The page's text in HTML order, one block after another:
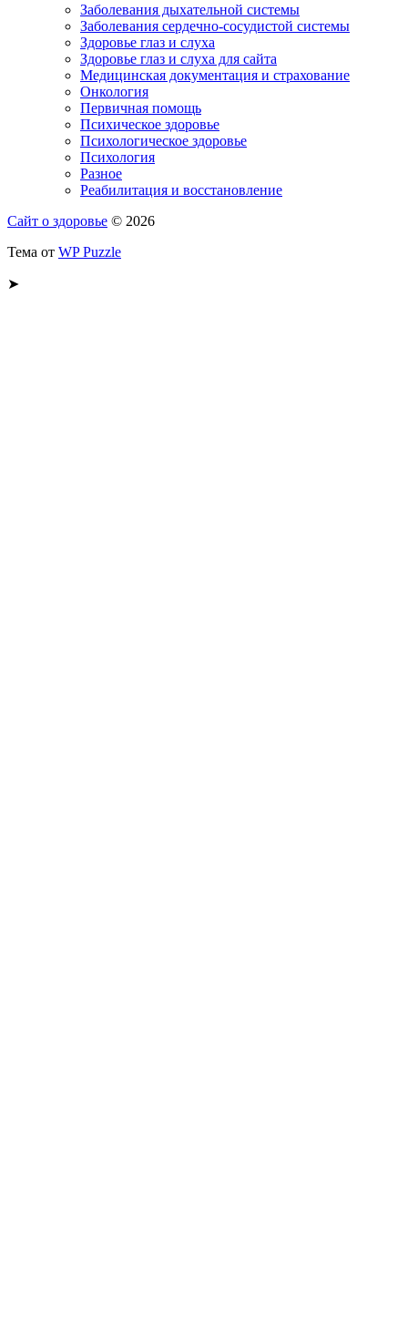
Заболевания дыхательной системы
Заболевания сердечно-сосудистой системы
Здоровье глаз и слуха
Здоровье глаз и слуха для сайта
Медицинская документация и страхование
Онкология
Первичная помощь
Психическое здоровье
Психологическое здоровье
Психология
Разное
Реабилитация и восстановление
Сайт о здоровье © 2026
Тема от WP Puzzle
➤